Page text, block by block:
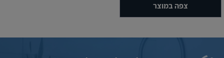
צפה במוצר